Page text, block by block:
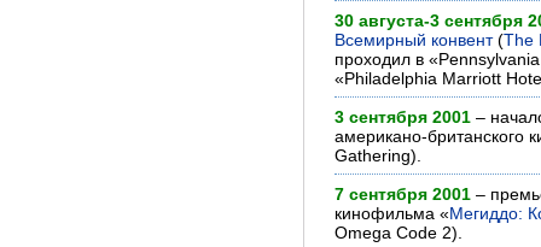
30 августа-3 сентября
Всемирный конвент(The
проходил в
«Philadelphia Marriott
3 сентября 2001 –
американо-британского
Gathering).
7 сентября 2001 –
кинофильма «Мегиддо:
Omega Code 2).